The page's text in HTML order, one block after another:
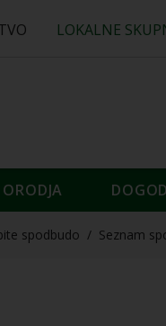
LOKALNE
ORODJA
spodbudo / Seznam